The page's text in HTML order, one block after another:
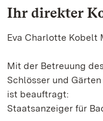
Ihr direkter
Eva Charlotte Kobelt
Mit der Betreuung
Schlösser und
ist beauftragt:
Staatsanzeiger für